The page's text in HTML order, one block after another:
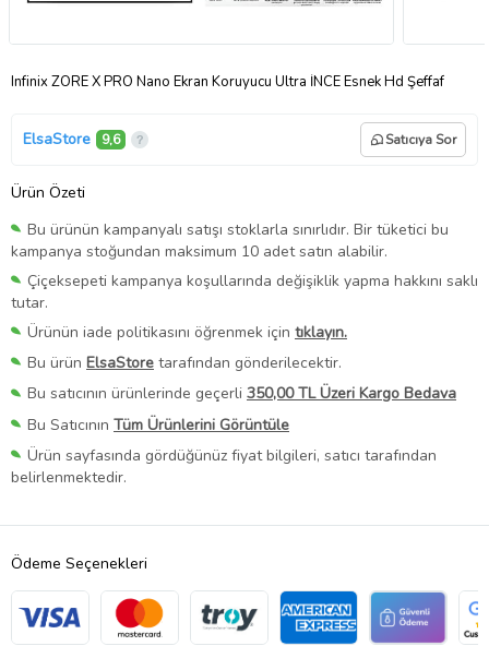
Infinix ZORE X PRO Nano Ekran Koruyucu Ultra İNCE Esnek Hd Şeffaf
ElsaStore 9,6 Satıcıya Sor
Ürün Özeti
Bu ürünün kampanyalı satışı stoklarla sınırlıdır. Bir tüketici bu
kampanya stoğundan maksimum 10 adet satın alabilir.
Çiçeksepeti kampanya koşullarında değişiklik yapma hakkını saklı
tutar.
Ürünün iade politikasını öğrenmek için tıklayın.
Bu ürün ElsaStore tarafından gönderilecektir.
Bu satıcının ürünlerinde geçerli 350,00 TL Üzeri Kargo Bedava
Bu Satıcının Tüm Ürünlerini Görüntüle
Ürün sayfasında gördüğünüz fiyat bilgileri, satıcı tarafından
belirlenmektedir.
Ödeme Seçenekleri